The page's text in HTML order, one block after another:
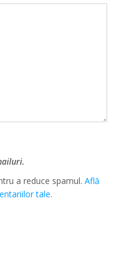
a reduce spamul.Află
tale.